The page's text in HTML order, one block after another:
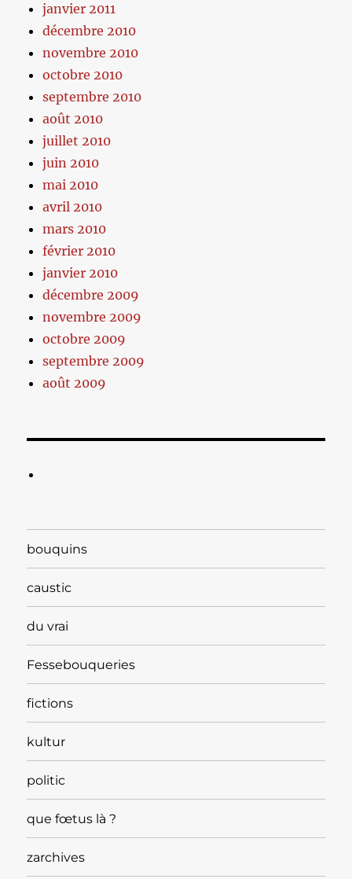
janvier 2011
décembre 2010
novembre 2010
octobre 2010
septembre 2010
août 2010
juillet 2010
juin 2010
mai 2010
avril 2010
mars 2010
février 2010
janvier 2010
décembre 2009
novembre 2009
octobre 2009
septembre 2009
août 2009
bouquins
caustic
du vrai
Fessebouqueries
fictions
kultur
politic
que fœtus là ?
zarchives